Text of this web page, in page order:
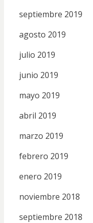
septiembre 2019
agosto 2019
julio 2019
junio 2019
mayo 2019
abril 2019
marzo 2019
febrero 2019
enero 2019
noviembre 2018
septiembre 2018